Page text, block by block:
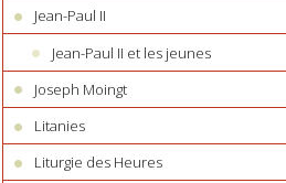
Jean-Paul II
Jean-Paul II et les jeunes
Joseph Moingt
Litanies
Liturgie des Heures